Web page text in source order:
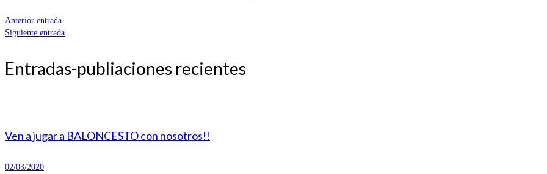
Anterior entrada
Siguiente entrada
Entradas-publiaciones recientes
Ven a jugar a BALONCESTO con nosotros!!
02/03/2020